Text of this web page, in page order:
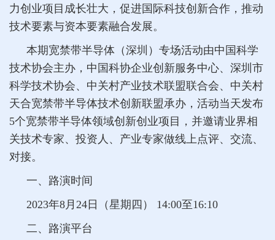
力创业项目成长壮大，促进国际科技创新合作，推动
技术要素与资本要素融合发展。
本期宽禁带半导体（深圳）专场活动由中国科学
技术协会主办，中国科协企业创新服务中心、深圳市
科学技术协会、中关村产业技术联盟联合会、中关村
天合宽禁带半导体技术创新联盟承办，活动当天发布
5个宽禁带半导体领域创新创业项目，并邀请业界相
关技术专家、投资人、产业专家做线上点评、交流、
对接。
一、路演时间
2023年8月24日（星期四） 14:00至16:10
二、路演平台